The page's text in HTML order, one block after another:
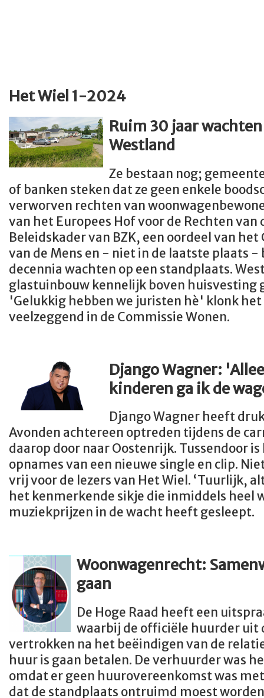
Het Wiel 1-2024
Ruim 30 jaar
Westland
Ze bestaan nog;
of banken steken dat ze geen enkele
verworven rechten van
van het Europees Hof voor de Rechten van
Beleidskader van BZK, een oordeel van
van de Mens en - niet in de laatste plaats -
decennia wachten op een standplaats.
glastuinbouw kennelijk boven huisvesting
'Gelukkig hebben we juristen hè' klonk
veelzeggend in de CommissieWonen.
Django Wagner:
kinderen ga ik de
Django Wagner heeft
Avonden achtereen optreden tijdens de
daarop door naar Oostenrijk. Tussendoor
opnames van een nieuwe single en clip.
vrij voor de lezers van Het Wiel. ‘Tuurlijk,
het kenmerkende sikje die inmiddels heel
muziekprijzen in de wacht heeft gesleept.
Woonwagenrecht:
gaan
De Hoge Raad heeft een
waarbij de officiële huurder uit
vertrokken na het beëindigen van de
huur is gaan betalen. De verhuurder was
omdat er geen huurovereenkomst was
dat de standplaats ontruimd moest